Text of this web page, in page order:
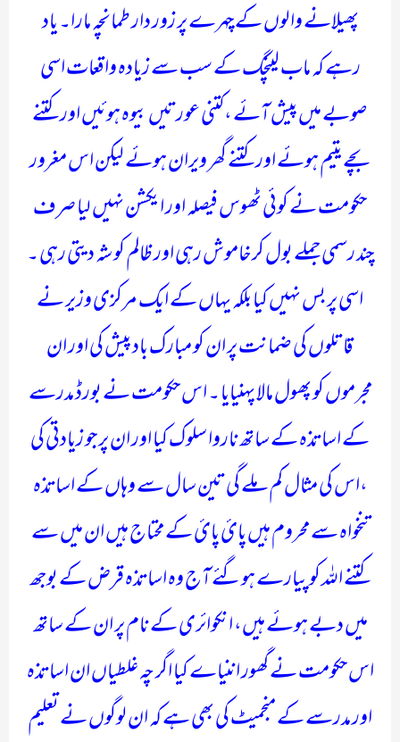
پھیلانے والوں کے چہرے پر زور دار طمانچہ مارا۔ یاد
رہے کہ ماب لینچگ کے سب سے زیادہ واقعات اسی
صوبے میں پیش آئے ،کتنی عورتیں بیوہ ہوئیں اور کتنے
بچے یتیم ہوئے اور کتنے گھر ویران ہوئے لیکن اس مغرور
حکومت نے کوئی ٹھوس فیصلہ اور ایکشن نہیں لیا صرف
چند رسمی جملے بول کر خاموش رہی اور ظالم کو شہ دیتی رہی ۔
اسی پر بس نہیں کیا بلکہ یہاں کے ایک مرکزی وزیر نے
قاتلوں کی ضمانت پر ان کو مبارک باد پیش کی اور ان
مجرموں کو پھول مالا پہنیایا ۔ اس حکومت نے بورڈ مدرسے
کے اساتذہ کے ساتھ ناروا سلوک کیا اور ان پر جو زیادتی کی
،اس کی مثال کم ملے گی تین سال سے وہاں کے اساتذہ
تنخواہ سے محروم ہیں پائ پائ کے محتاج ہیں ان میں سے
کتنے اللہ کو پیارے ہوگئے آج وہ اساتذہ قرض کے بوجھ
میں دبے ہوئے ہیں، انکوائری کے نام پر ان کے ساتھ
اس حکومت نے گھور اننیاے کیا اگر چہ غلطیاں ان اساتذہ
اور مدرسے کے منجمیٹ کی بھی ہے کہ ان لوگوں نے تعلیم